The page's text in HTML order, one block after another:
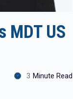
MDT US
3 Minute Read